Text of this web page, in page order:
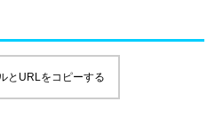
とURLをコピーする